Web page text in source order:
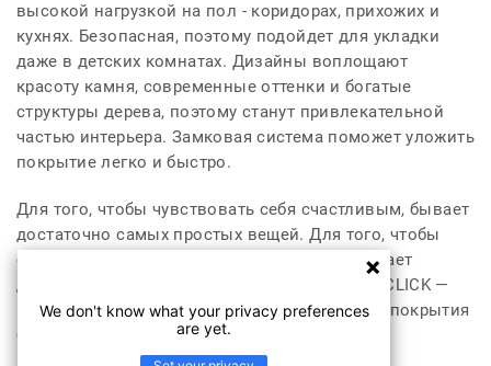
высокой нагрузкой на пол - коридорах, прихожих и
кухнях. Безопасная, поэтому подойдет для укладки
даже в детских комнатах. Дизайны воплощают
красоту камня, современные оттенки и богатые
структуры дерева, поэтому станут привлекательной
частью интерьера. Замковая система поможет уложить
покрытие легко и быстро.
Для того, чтобы чувствовать себя счастливым, бывает
достаточно самых простых вещей. Для того, чтобы
создать комфортную атмосферу в доме, бывает
достаточно самых простых решений. PRIME CLICK —
просто наслаждаетесь красотой напольного покрытия
без усилий!
We don't know what your privacy preferences
are yet.